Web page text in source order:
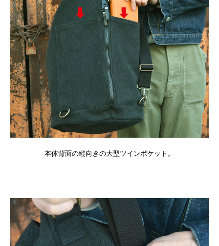
本体背面の縦向きの大型ツインポケット。